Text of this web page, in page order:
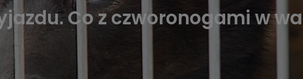
Co z czworonogami w